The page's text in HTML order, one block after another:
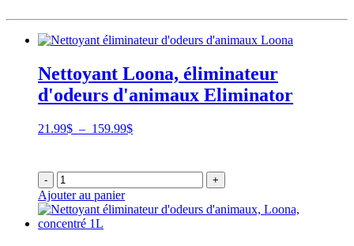
Nettoyant Loona, éliminateur
d'odeurs d'animaux Eliminator
21.99$ – 159.99$Plage
21.99$
à
- +
Ajouter au panier